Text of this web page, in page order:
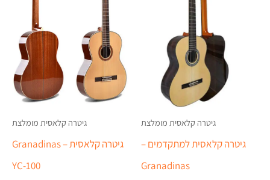
גיטרה קלאסית מומלצת
גיטרה קלאסית למתקדמים –
Granadinas
גיטרה קלאסית מומלצת
גיטרה קלאסית – Granadinas
YC-100